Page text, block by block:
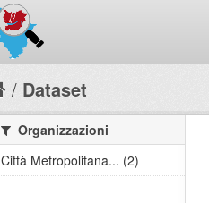
Dataset
Organizzazioni
Città Metropolitana... (2)